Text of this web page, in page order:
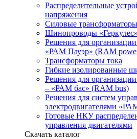
Распределительные
напряжения
Силовые
Шинопроводы
Решения для
«РАМ Пауэр» (RAM
Трансформаторы тока
Гибкие изолированные
Решения для
– «РАМ бас» (RAM bus)
Решения для систем
электродвигателями
Готовые НКУ
управления двигателями
Скачать каталог